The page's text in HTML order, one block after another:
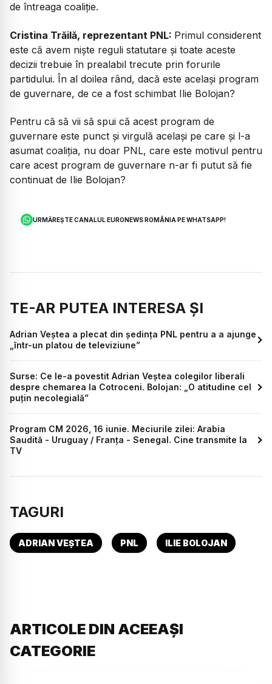
de întreaga coaliție.
Cristina Trăilă, reprezentant PNL: Primul considerent
este că avem niște reguli statutare și toate aceste
decizii trebuie în prealabil trecute prin forurile
partidului. În al doilea rând, dacă este același program
de guvernare, de ce a fost schimbat Ilie Bolojan?
Pentru că să vii să spui că acest program de
guvernare este punct și virgulă același pe care și l-a
asumat coaliția, nu doar PNL, care este motivul pentru
care acest program de guvernare n-ar fi putut să fie
continuat de Ilie Bolojan?
URMĂREȘTE CANALUL EURONEWS ROMÂNIA PE WHATSAPP!
TE-AR PUTEA INTERESA ȘI
Adrian Veștea a plecat din ședința PNL pentru a a ajunge
„într-un platou de televiziune”
Surse: Ce le-a povestit Adrian Veștea colegilor liberali
despre chemarea la Cotroceni. Bolojan: „O atitudine cel
puțin necolegială”
Program CM 2026, 16 iunie. Meciurile zilei: Arabia
Saudită - Uruguay / Franța - Senegal. Cine transmite la
TV
TAGURI
ADRIAN VEȘTEA PNL ILIE BOLOJAN
ARTICOLE DIN ACEEAȘI
CATEGORIE